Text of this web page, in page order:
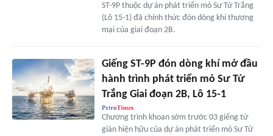
ST-9P thuộc dự án phát triển mỏ Sư Tử Trắng
(Lô 15-1) đã chính thức đón dòng khí thương
mại của giai đoạn 2B.
Giếng ST-9P đón dòng khí mở đầu
hành trình phát triển mỏ Sư Tử
Trắng Giai đoạn 2B, Lô 15-1
Chương trình khoan sớm trước 03 giếng từ
giàn hiện hữu của dự án phát triển mỏ Sư Tử